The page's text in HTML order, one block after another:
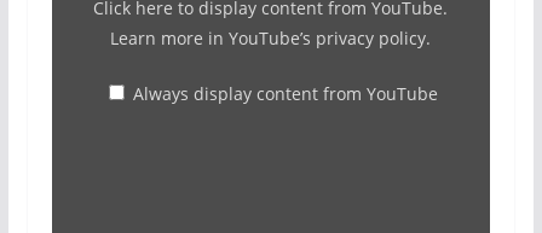
YouTube
Click here to display content from YouTube.
Learn more inYouTube’s privacy policy.
Always display content from YouTube